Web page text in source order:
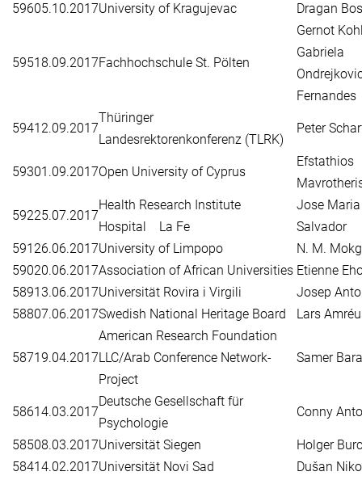
59605.10.2017University of Kragujevac Dragan
59518.09.2017Fachhochschule St. Pölten
Gernot
Gabriela
Fernandes
59412.09.2017
Thüringer
Landesrektorenkonferenz (TLRK)
Peter
59301.09.2017Open University of Cyprus
Efstathios
59225.07.2017
Health Research Institute
Hospital La Fe
Jose
Salvador
591 26.06.2017University of Limpopo
N. M.
59020.06.2017Association of African Universities Etienne
58913.06.2017Universität Rovira i Virgili
Josep
58807.06.2017Swedish National Heritage Board Lars
58719.04.2017
American Research Foundation
LLC/Arab Conference Network-
Project
Samer
58614.03.2017
Deutsche Gesellschaft für
Psychologie
Conny
58508.03.2017Universität Siegen
Holger
58414.02.2017Universität Novi Sad Dušan